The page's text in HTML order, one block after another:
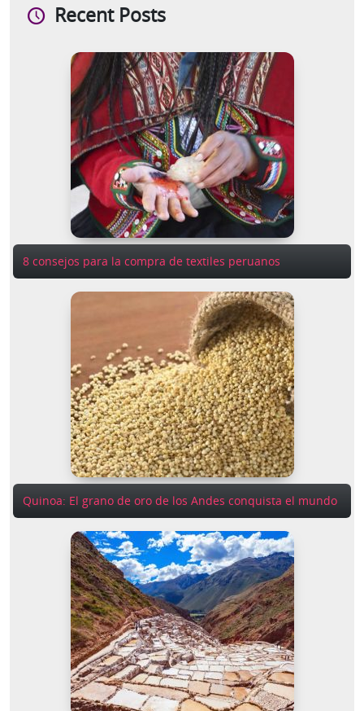
Recent Posts
8 consejos para la compra de textiles peruanos
Quinoa: El grano de oro de los Andes conquista el mundo